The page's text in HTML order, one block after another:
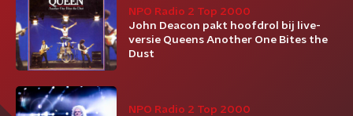
NPO Radio 2 Top 2000
John Deacon pakt hoofdrol bij live-
versie Queens Another One Bites the
Dust
NPO Radio 2 Top 2000